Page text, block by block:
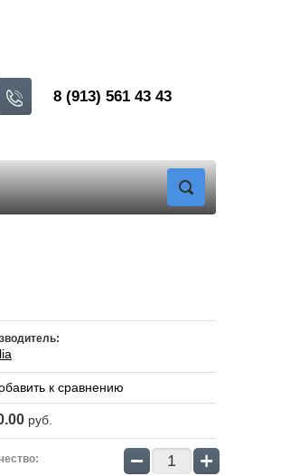
8 (913) 561 43 43
к сравнению
руб.
− +